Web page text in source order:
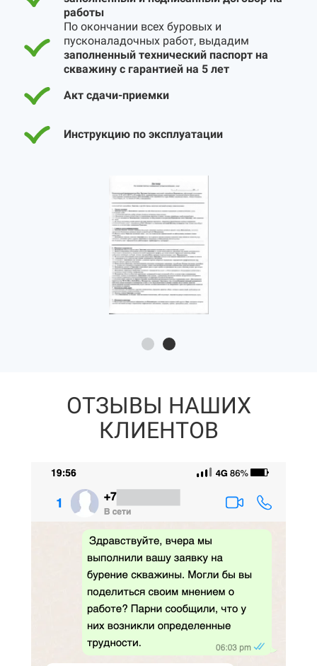
работы
По окончании всех буровых и
пусконаладочных работ, выдадим
заполненный технический паспорт на
скважину с гарантией на 5 лет
Акт сдачи-приемки
Инструкцию по эксплуатации
ОТЗЫВЫ НАШИХ
КЛИЕНТОВ